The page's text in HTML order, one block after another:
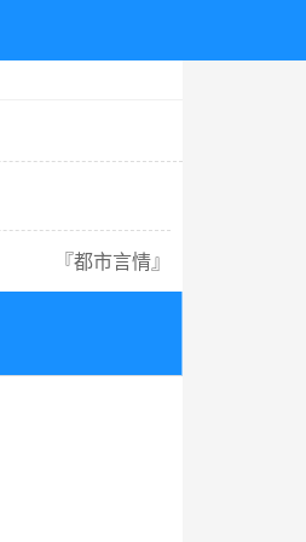
『都市言情』